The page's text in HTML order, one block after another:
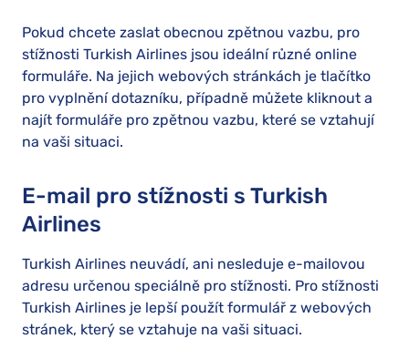
Pokud chcete zaslat obecnou zpětnou vazbu, pro
stížnosti Turkish Airlines jsou ideální různé online
formuláře. Na jejich webových stránkách je tlačítko
pro vyplnění dotazníku, případně můžete kliknout a
najít formuláře pro zpětnou vazbu, které se vztahují
na vaši situaci.
E-mail pro stížnosti s Turkish
Airlines
Turkish Airlines neuvádí, ani nesleduje e-mailovou
adresu určenou speciálně pro stížnosti. Pro stížnosti
Turkish Airlines je lepší použít formulář z webových
stránek, který se vztahuje na vaši situaci.